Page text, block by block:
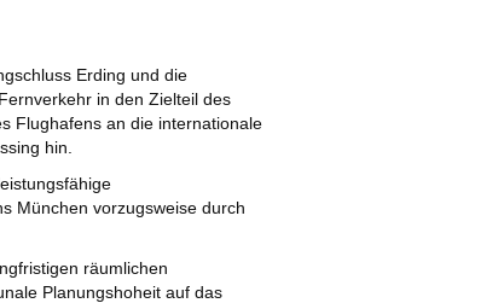
Erding und die
in den Zielteil des
Flughafens an die internationale
hin.
München vorzugsweise durch
räumlichen
Planungshoheit auf das